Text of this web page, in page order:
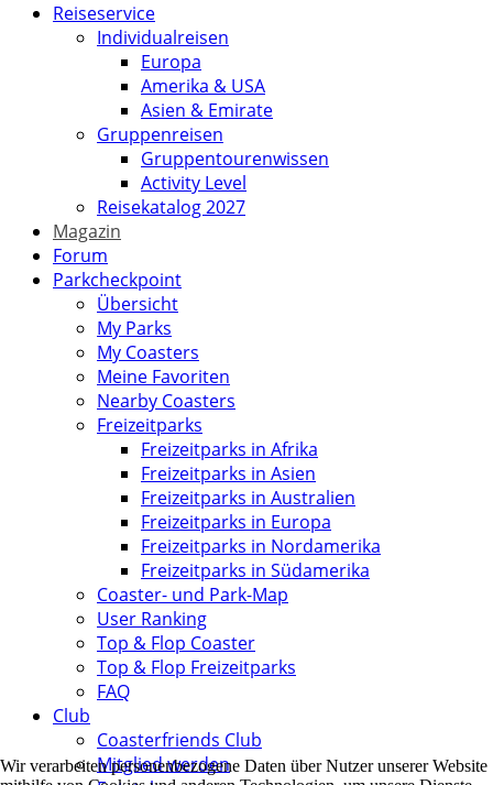
Reiseservice
Individualreisen
Europa
Amerika & USA
Asien & Emirate
Gruppenreisen
Gruppentourenwissen
Activity Level
Reisekatalog 2027
Magazin
Forum
Parkcheckpoint
Übersicht
My Parks
My Coasters
Meine Favoriten
Nearby Coasters
Freizeitparks
Freizeitparks in Afrika
Freizeitparks in Asien
Freizeitparks in Australien
Freizeitparks in Europa
Freizeitparks in Nordamerika
Freizeitparks in Südamerika
Coaster- und Park-Map
User Ranking
Top & Flop Coaster
Top & Flop Freizeitparks
FAQ
Club
Coasterfriends Club
Mitglied werden
Wir verarbeiten personenbezogene Daten über Nutzer unserer Website